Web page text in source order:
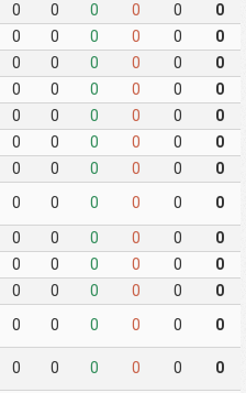
0 0 0 0 0 0
0 0 0 0 0 0
0 0 0 0 0 0
0 0 0 0 0 0
0 0 0 0 0 0
0 0 0 0 0 0
0 0 0 0 0 0
0 0 0 0 0 0
0 0 0 0 0 0
0 0 0 0 0 0
0 0 0 0 0 0
0 0 0 0 0 0
0 0 0 0 0 0